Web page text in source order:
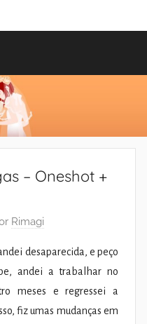
– Oneshot +
Rimagi
desaparecida, e peço
andei a trabalhar no
meses e regressei a
fiz umas mudanças em